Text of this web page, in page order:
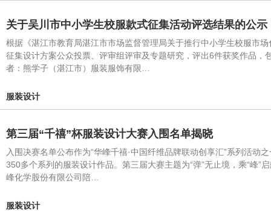
关于吴川市中小学生校服款式征集活动评选结果的公示
根据《湛江市教育局湛江市市场监督管理局关于推行中小学生校服市
征集设计方案公众投票、评审组评审及专题研究，评出6件获奖作品
者：熊学子（湛江市）服装服饰有限…
服装设计
第三届“千禧”杯服装设计大赛入围名单揭晓
入围决赛名单公布作为“华峰千禧·中国纤维品牌联动创享汇”系列活
350多个系列的服装设计作品。第三届大赛主题为“弹”无止境，乘“峰
峰化学股份有限公司陪…
服装设计